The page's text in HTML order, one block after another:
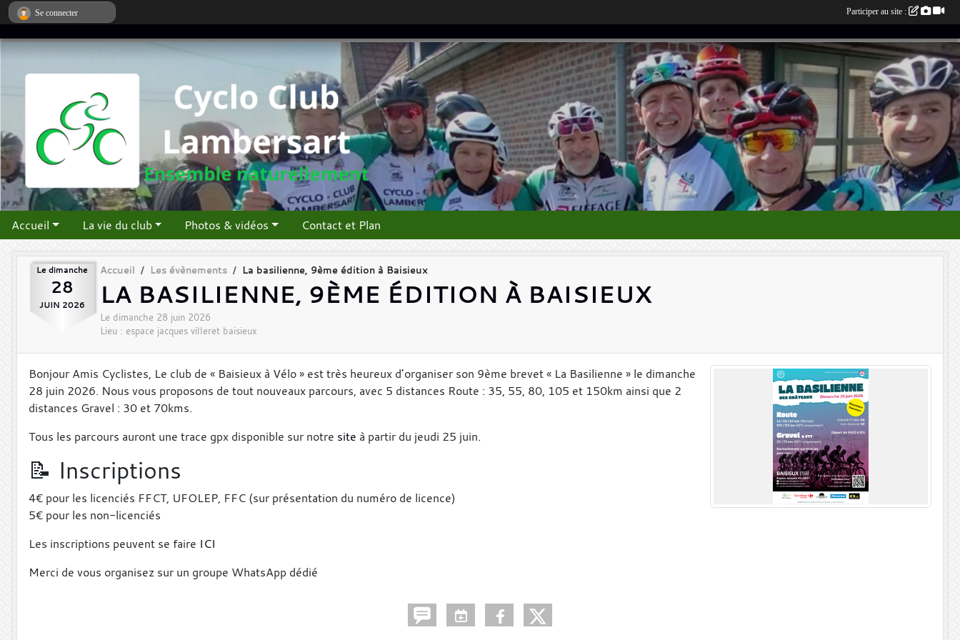
Accueil La vie du club Photos & vidéos Contact et Plan
Le dimanche
28
JUIN 2026
Accueil Les évènements La basilienne, 9ème édition à Baisieux
LA BASILIENNE, 9ÈME ÉDITION À BAISIEUX
Le dimanche 28 juin 2026
Lieu : espace jacques villeret baisieux
Bonjour Amis Cyclistes, Le club de « Baisieux à Vélo » est très heureux d’organiser son 9ème brevet « La Basilienne » le dimanche
28 juin 2026. Nous vous proposons de tout nouveaux parcours, avec 5 distances Route : 35, 55, 80, 105 et 150km ainsi que 2
distances Gravel : 30 et 70kms.
Tous les parcours auront une trace gpx disponible sur notre site à partir du jeudi 25 juin.
📝 Inscriptions
4€ pour les licenciés FFCT, UFOLEP, FFC (sur présentation du numéro de licence)
5€ pour les non-licenciés
Les inscriptions peuvent se faire ICI
Merci de vous organisez sur un groupe WhatsApp dédié
Se connecter Participer au site :
Panneau de gestion des cookies